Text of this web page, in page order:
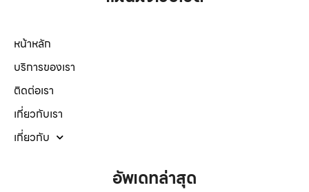
หน้าหลัก
บริการของเรา
ติดต่อเรา
เกี่ยวกับเรา
เกี่ยวกับ
อัพเดทล่าสุด